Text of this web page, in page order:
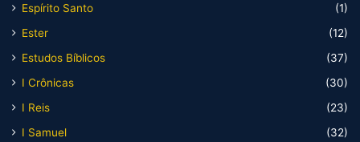
Espírito Santo
(1)
Ester
(12)
Estudos Bíblicos
(37)
I Crônicas
(30)
I Reis
(23)
I Samuel
(32)